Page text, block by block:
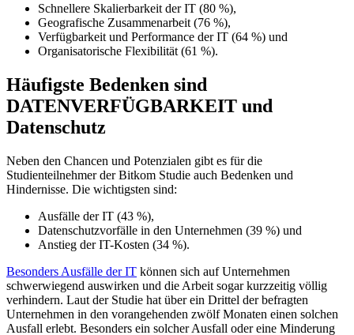
Schnellere Skalierbarkeit der IT (80 %),
Geografische Zusammenarbeit (76 %),
Verfügbarkeit und Performance der IT (64 %) und
Organisatorische Flexibilität (61 %).
Häufigste Bedenken sind
DATENVERFÜGBARKEIT und
Datenschutz
Neben den Chancen und Potenzialen gibt es für die
Studienteilnehmer der Bitkom Studie auch Bedenken und
Hindernisse. Die wichtigsten sind:
Ausfälle der IT (43 %),
Datenschutzvorfälle in den Unternehmen (39 %) und
Anstieg der IT-Kosten (34 %).
Besonders Ausfälle der IT können sich auf Unternehmen
schwerwiegend auswirken und die Arbeit sogar kurzzeitig völlig
verhindern. Laut der Studie hat über ein Drittel der befragten
Unternehmen in den vorangehenden zwölf Monaten einen solchen
Ausfall erlebt. Besonders ein solcher Ausfall oder eine Minderung